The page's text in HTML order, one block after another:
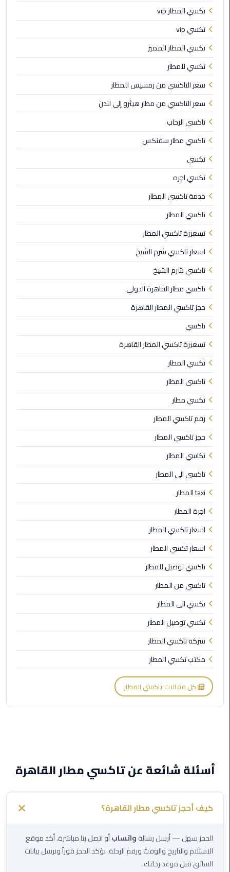
ليموزين
مطار
القاهرة
ليموزين
السخنة
ليموزين
مطار
سفنكس
ليموزين
القاهرة
اسكندرية
ليموزين
مطار
برج
العرب
ليموزين
المطار
الخط
الساخن
ليموزين
مطار
العلمين
ليموزين
توصيل
المطار
ليموزين
مطار
مرسي
مطروح
ليموزين
مطار
اكتوبر
ليموزين
مطار
الغردقة
ليموزين
مطار
القاهرة
أسعار
ليموزين
مطار
شرم
الشيخ
ليموزين
مطار
العاصمة
الادارية
ليموزين
مطار
القاهرة
تكسي المطار vip
تكسي vip
تكسي المطار المميز
تكسي للمطار
سعر التاكسي من رمسيس للمطار
سعر التاكسي من مطار هيثرو إلى لندن
تاكسي الرحاب
تاكسي مطار سفنكس
تكسي
تكسي اجره
خدمة تاكسي المطار
تاكسي المطار
تسعيرة تاكسي المطار
اسعار تاكسي شرم الشيخ
تاكسي شرم الشيخ
تاكسي مطار القاهرة الدولي
حجز تاكسي المطار القاهرة
تاكسي
تسعيرة تاكسي المطار القاهرة
تكسي المطار
تاكسى المطار
تكسي مطار
رقم تاكسي المطار
حجز تاكسي المطار
تكاسي المطار
تاكسي الى المطار
taxi المطار
اجرة المطار
اسعار تاكسي المطار
اسعار تكسي المطار
تاكسي توصيل للمطار
تاكسي من المطار
تكسي الى المطار
تكسي توصيل المطار
شركة تاكسي المطار
مكتب تكسي المطار
كل مقالات تاكسي المطار
أسئلة شائعة عن تاكسي مطار القاهرة
كيف أحجز تاكسي مطار القاهرة؟
الحجز سهل — أرسل رسالةواتسابأو اتصل بنا مباشرة. أكد موقع
الاستلام والتاريخ والوقت ورقم الرحلة. نؤكد الحجز فوراً ونرسل بيانات
السائق قبل موعد رحلتك.